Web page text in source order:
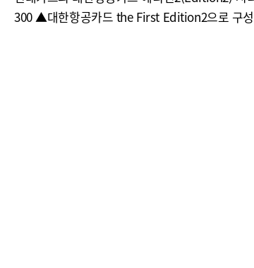
300 ▲대한항공카드 the First Edition2으로 구